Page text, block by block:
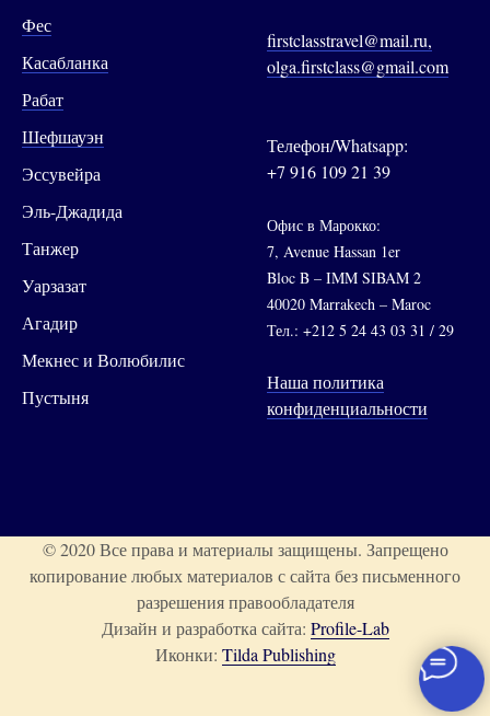
Фес
Касабланка
Рабат
Шефшауэн
Эссувейра
Эль-Джадида
Танжер
Уарзазат
Агадир
Мекнес и Волюбилис
Пустыня
firstclasstravel@mail.ru,
olga.firstclass@gmail.com
Телефон/Whatsapp:
+7 916 109 21 39
Офис в Марокко:
7, Avenue Hassan 1er
Bloc B – IMM SIBAM 2
40020 Marrakech – Maroc
Тел.: +212 5 24 43 03 31 / 29
Наша политика
конфиденциальности
© 2020 Все права и материалы защищены. Запрещено
копирование любых материалов с сайта без письменного
разрешения правообладателя
Дизайн и разработка сайта: Profile-Lab
Иконки: Tilda Publishing